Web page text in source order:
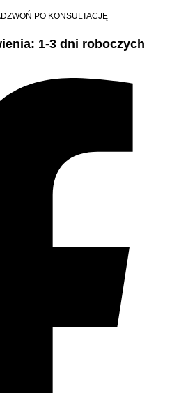
PO KONSULTACJĘ
1-3 dni roboczych